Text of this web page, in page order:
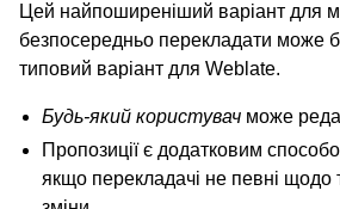
Цей найпоширеніший варіант для
безпосередньо перекладати може
типовий варіант для Weblate.
Будь-який користувач може
Пропозиції є додатковим
якщо перекладачі не певні щодо